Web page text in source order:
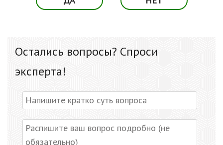
Остались вопросы? Спроси
эксперта!